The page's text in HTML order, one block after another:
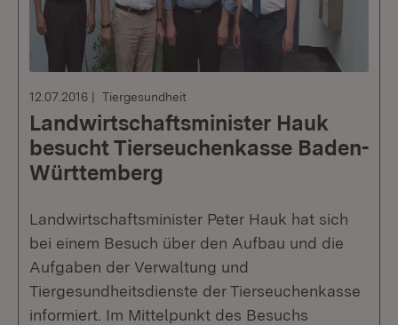
12.07.2016 Tiergesundheit
Landwirtschaftsminister Hauk
besucht Tierseuchenkasse Baden-
Württemberg
Landwirtschaftsminister Peter Hauk hat sich
bei einem Besuch über den Aufbau und die
Aufgaben der Verwaltung und
Tiergesundheitsdienste der Tierseuchenkasse
informiert. Im Mittelpunkt des Besuchs